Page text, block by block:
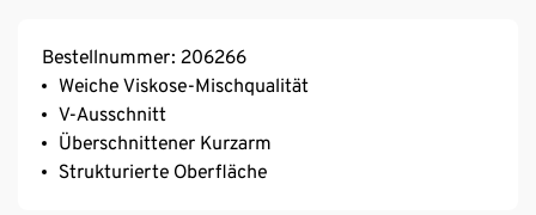
Bestellnummer: 206266
Weiche Viskose-Mischqualität
V-Ausschnitt
Überschnittener Kurzarm
Strukturierte Oberfläche